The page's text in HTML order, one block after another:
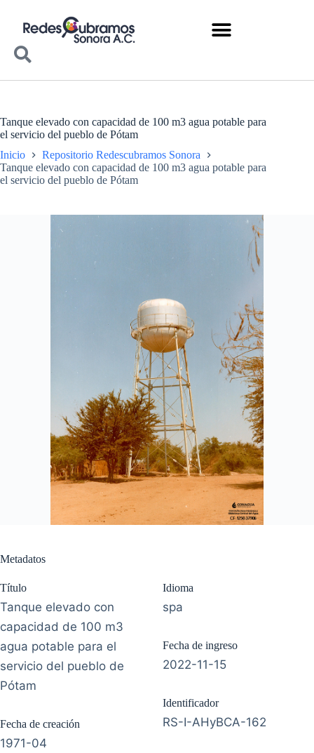
Tanque elevado con capacidad de 100 m3 agua potable para
el servicio del pueblo de Pótam
Inicio
Repositorio Redescubramos Sonora
Tanque elevado con capacidad de 100 m3 agua potable para
el servicio del pueblo de Pótam
Metadatos
Título
Tanque elevado con
capacidad de 100 m3
agua potable para el
servicio del pueblo de
Pótam
Fecha de creación
1971-04
Idioma
spa
Fecha de ingreso
2022-11-15
Identificador
RS-I-AHyBCA-162